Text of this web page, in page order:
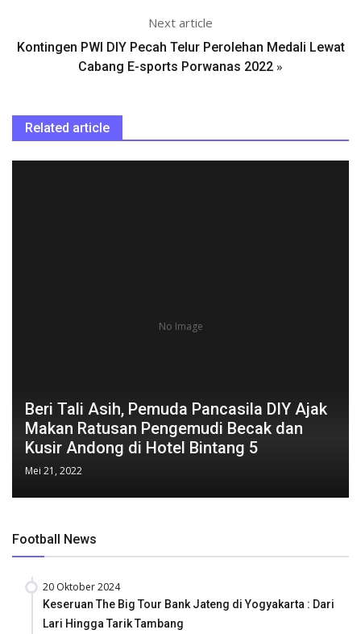
Next article
Kontingen PWI DIY Pecah Telur Perolehan Medali Lewat
Cabang E-sports Porwanas 2022 »
Related article
No Image
Beri Tali Asih, Pemuda Pancasila DIY Ajak
Makan Ratusan Pengemudi Becak dan
Kusir Andong di Hotel Bintang 5
Mei 21, 2022
Football News
20 Oktober 2024
Keseruan The Big Tour Bank Jateng di Yogyakarta : Dari
Lari Hingga Tarik Tambang